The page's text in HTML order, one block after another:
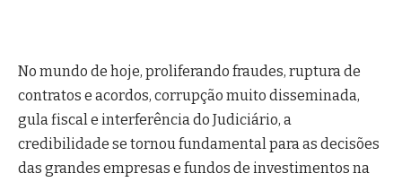
No mundo de hoje, proliferando fraudes, ruptura de
contratos e acordos, corrupção muito disseminada,
gula fiscal e interferência do Judiciário, a
credibilidade se tornou fundamental para as decisões
das grandes empresas e fundos de investimentos na